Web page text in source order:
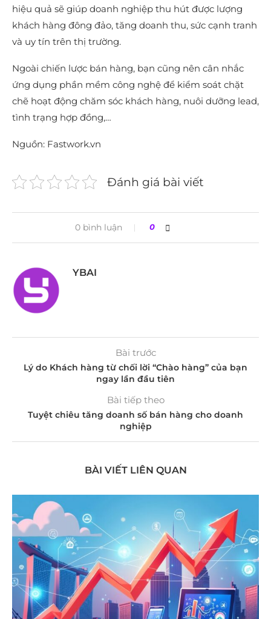
hiệu quả sẽ giúp doanh nghiệp thu hút được lượng
khách hàng đông đảo, tăng doanh thu, sức cạnh tranh
và uy tín trên thị trường.
Ngoài chiến lược bán hàng, bạn cũng nên cân nhắc
ứng dụng phần mềm công nghệ để kiểm soát chặt
chẽ hoạt động chăm sóc khách hàng, nuôi dưỡng lead,
tình trạng hợp đồng,…
Nguồn: Fastwork.vn
Đánh giá bài viết
0 bình luận 0
YBAI
Bài trước
Lý do Khách hàng từ chối lời “Chào hàng” của bạn
ngay lần đầu tiên
Bài tiếp theo
Tuyệt chiêu tăng doanh số bán hàng cho doanh
nghiệp
BÀI VIẾT LIÊN QUAN